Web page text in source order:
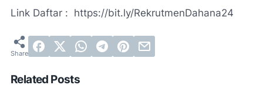
Link Daftar : https://bit.ly/RekrutmenDahana24
Related Posts